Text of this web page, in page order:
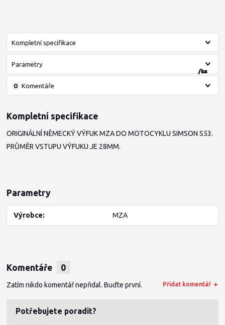
/ks
/ks
/sada
/sada
/ks
Kompletní specifikace
Parametry
Komentáře
0
Kompletní specifikace
ORIGINÁLNÍ NĚMECKÝ VÝFUK MZA DO MOTOCYKLU SIMSON S53.
PRŮMĚR VSTUPU VÝFUKU JE 28MM.
Parametry
Výrobce MZA
Komentáře 0
Zatím nikdo komentář nepřidal. Buďte první. Přidat komentář
Potřebujete poradit?